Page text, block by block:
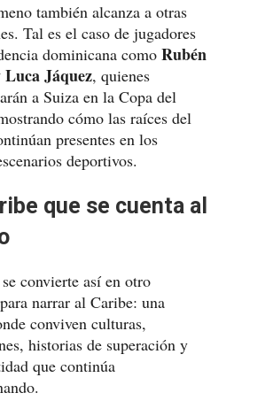
también alcanza a otras
Tal es el caso de jugadores
dominicana como Rubén
Luca Jáquez, quienes
a Suiza en la Copa del
cómo las raíces del
presentes en los
deportivos.
que se cuenta al
convierte así en otro
narrar al Caribe: una
conviven culturas,
historias de superación y
que continúa